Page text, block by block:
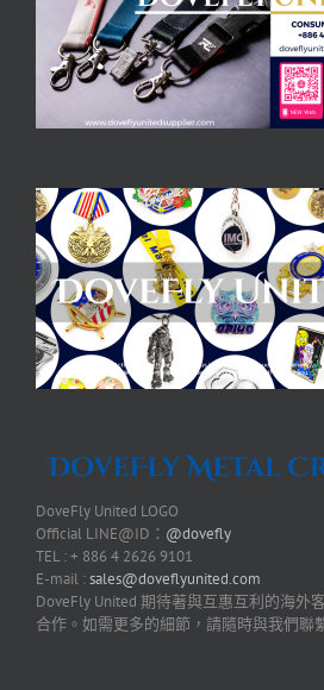
DoveFly United LOGO
Official LINE@ID： @dovefly
TEL : + 886 4 2626 9101
E-mail :sales@doveflyunited.com
DoveFly United 期待著與互惠互利的海外
合作。如需更多的細節，請隨時與我們聯